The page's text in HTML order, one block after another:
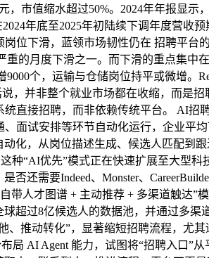
，市值缩水超过50%。2024年年报显
年底至2025年初陆续下调年度营收
岗位下滑，蓝领市场韧性仍在 招聘平
重的月度下滑之一。而下滑的重点集中
个，运输与仓储岗位持平或微增。
，并非整个就业市场都在收缩，而是
直接招聘，而非依赖传统平台。 AI招
面试安排等环节自动化运行，企业平
化，从岗位描述生成、候选人匹配到
种“AI优先”模式正在快速扩展至大型
否还需要Indeed、Monster、
带人才图谱 + 主动推荐 + 多渠道触达
超过8亿候选人的数据池，并通过多
、推动转化”，显著缩短招聘流程，尤
布局 AI Agent 能力，试图将“招聘入口